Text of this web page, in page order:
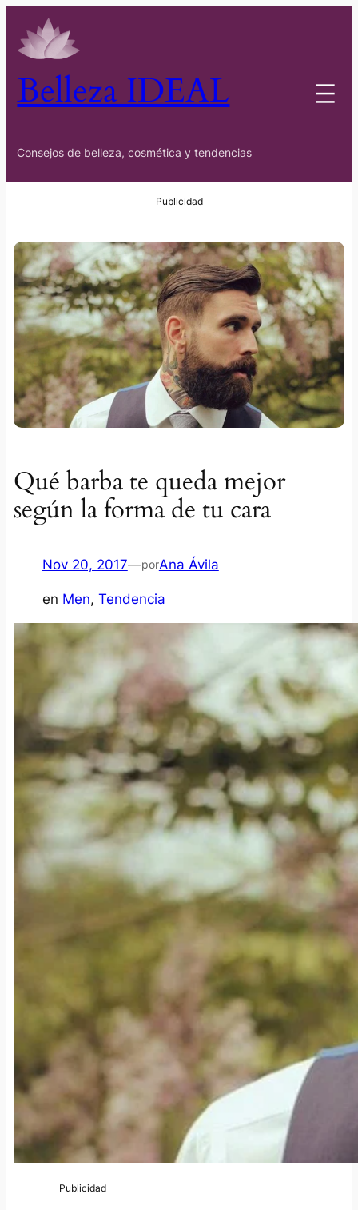
Belleza IDEAL
Consejos de belleza, cosmética y tendencias
Qué barba te queda mejor
según la forma de tu cara
Nov 20, 2017—porAna Ávila
en Men, Tendencia